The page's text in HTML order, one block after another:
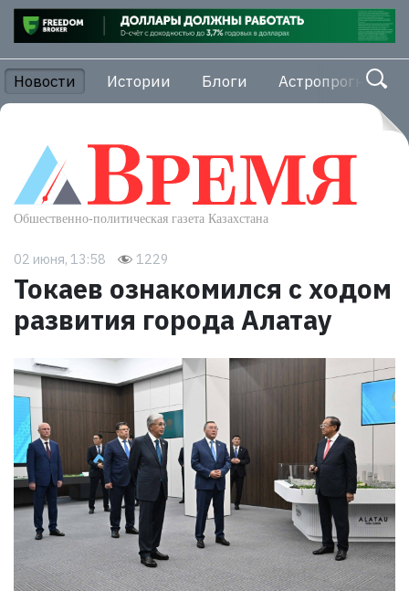
Новости Истории Блоги Астропрогноз
02 июня, 13:58 1229
Токаев ознакомился с ходом
развития города Алатау